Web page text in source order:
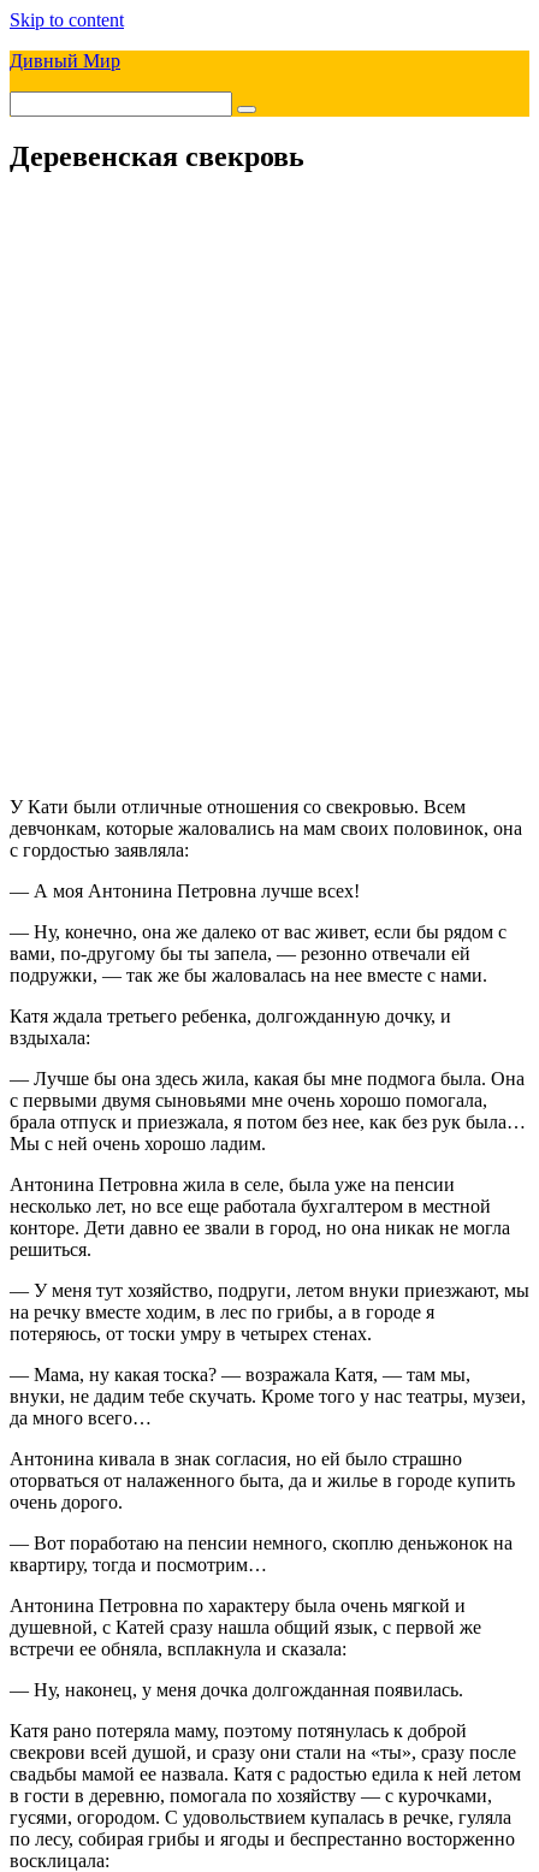
Skip to content
Дивный Мир
Деревенская свекровь
У Кати были отличные отношения со свекровью. Всем
девчонкам, которые жаловались на мам своих половинок, она
с гордостью заявляла:
— А моя Антонина Петровна лучше всех!
— Ну, конечно, она же далеко от вас живет, если бы рядом с
вами, по-другому бы ты запела, — резонно отвечали ей
подружки, — так же бы жаловалась на нее вместе с нами.
Катя ждала третьего ребенка, долгожданную дочку, и
вздыхала:
— Лучше бы она здесь жила, какая бы мне подмога была. Она
с первыми двумя сыновьями мне очень хорошо помогала,
брала отпуск и приезжала, я потом без нее, как без рук была…
Мы с ней очень хорошо ладим.
Антонина Петровна жила в селе, была уже на пенсии
несколько лет, но все еще работала бухгалтером в местной
конторе. Дети давно ее звали в город, но она никак не могла
решиться.
— У меня тут хозяйство, подруги, летом внуки приезжают, мы
на речку вместе ходим, в лес по грибы, а в городе я
потеряюсь, от тоски умру в четырех стенах.
— Мама, ну какая тоска? — возражала Катя, — там мы,
внуки, не дадим тебе скучать. Кроме того у нас театры, музеи,
да много всего…
Антонина кивала в знак согласия, но ей было страшно
оторваться от налаженного быта, да и жилье в городе купить
очень дорого.
— Вот поработаю на пенсии немного, скоплю деньжонок на
квартиру, тогда и посмотрим…
Антонина Петровна по характеру была очень мягкой и
душевной, с Катей сразу нашла общий язык, с первой же
встречи ее обняла, всплакнула и сказала:
— Ну, наконец, у меня дочка долгожданная появилась.
Катя рано потеряла маму, поэтому потянулась к доброй
свекрови всей душой, и сразу они стали на «ты», сразу после
свадьбы мамой ее назвала. Катя с радостью едила к ней летом
в гости в деревню, помогала по хозяйству — с курочками,
гусями, огородом. С удовольствием купалась в речке, гуляла
по лесу, собирая грибы и ягоды и беспрестанно восторженно
восклицала: